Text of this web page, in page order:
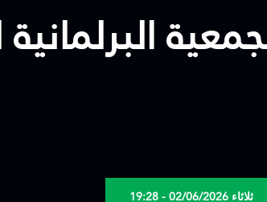
ثلاثاء 02/06/2026 - 19:28